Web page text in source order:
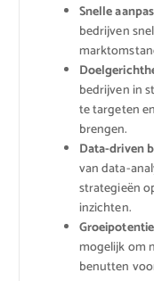
Snelle
bedrijven
bedrijven in
te targeten
brengen.
Data-driven
van data-
strategieën
inzichten.
mogelijk om
benutten